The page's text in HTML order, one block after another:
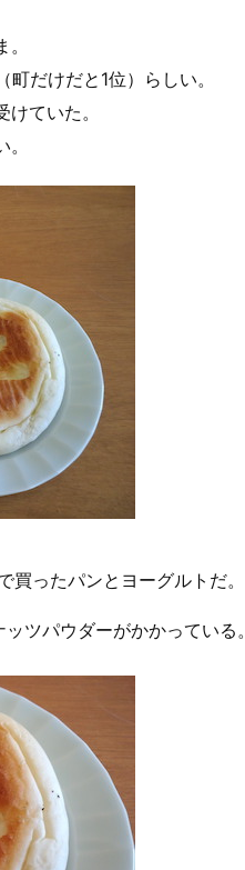
だけだと1位）らしい。
ていた。
買ったパンとヨーグルトだ。
ツパウダーがかかっている。